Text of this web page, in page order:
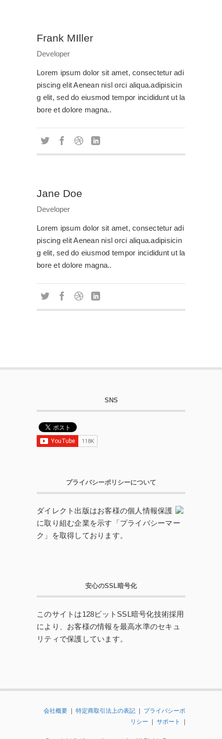
Frank MIller
Developer
Lorem ipsum dolor sit amet, consectetur adi
piscing elit Aenean nisl orci aliqua.adipisicin
g elit, sed do eiusmod tempor incididunt ut la
bore et dolore magna..
Jane Doe
Developer
Lorem ipsum dolor sit amet, consectetur adi
piscing elit Aenean nisl orci aliqua.adipisicin
g elit, sed do eiusmod tempor incididunt ut la
bore et dolore magna..
SNS
プライバシーポリシーについて
ダイレクト出版はお客様の個人情報保護
に取り組む企業を示す「プライバシーマー
ク」を取得しております。
安心のSSL暗号化
このサイトは128ビットSSL暗号化技術採用
により、お客様の情報を最高水準のセキュ
リティで保護しています。
会社概要 | 特定商取引法上の表記 |
プライバシーポ
リシー
| サポート |